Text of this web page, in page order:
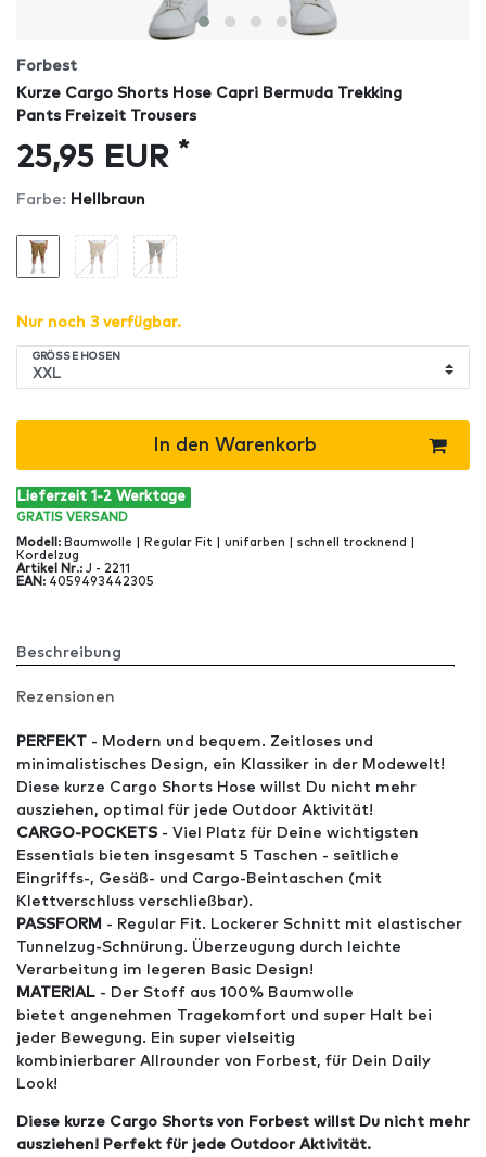
Forbest
Kurze Cargo Shorts Hose Capri Bermuda Trekking
Pants Freizeit Trousers
25,95 EUR *
Farbe: Hellbraun
Nur noch 3 verfügbar.
GRÖSSE HOSEN
In den Warenkorb
Lieferzeit 1-2 Werktage
GRATIS VERSAND
Modell : Baumwolle | Regular Fit | unifarben | schnell trocknend |
Kordelzug
Artikel Nr.: J - 2211
EAN : 4059493442305
Beschreibung
Rezensionen
PERFEKT - Modern und bequem. Zeitloses und
minimalistisches Design, ein Klassiker in der Modewelt!
Diese kurze Cargo Shorts Hose willst Du nicht mehr
ausziehen, optimal für jede Outdoor Aktivität!
CARGO-POCKETS - Viel Platz für Deine wichtigsten
Essentials bieten insgesamt 5 Taschen - seitliche
Eingriffs-, Gesäß- und Cargo-Beintaschen (mit
Klettverschluss verschließbar).
PASSFORM - Regular Fit. Lockerer Schnitt mit elastischer
Tunnelzug-Schnürung. Überzeugung durch leichte
Verarbeitung im legeren Basic Design!
MATERIAL - Der Stoff aus 100% Baumwolle
bietet angenehmen Tragekomfort und super Halt bei
jeder Bewegung. Ein super vielseitig
kombinierbarer Allrounder von Forbest, für Dein Daily
Look!
Diese kurze Cargo Shorts von Forbest willst Du nicht mehr
ausziehen! Perfekt für jede Outdoor Aktivität.